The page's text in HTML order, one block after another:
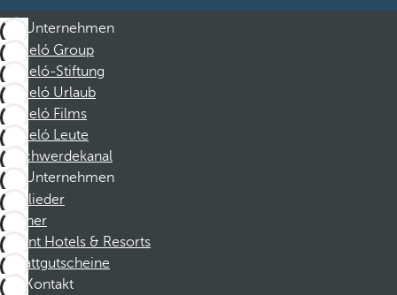
Unternehmen
Barceló Group
Barceló-Stiftung
Barceló Urlaub
Barceló Films
Barceló Leute
Beschwerdekanal
Unternehmen
Mitglieder
Partner
Dorint Hotels & Resorts
Rabattgutscheine
Kontakt